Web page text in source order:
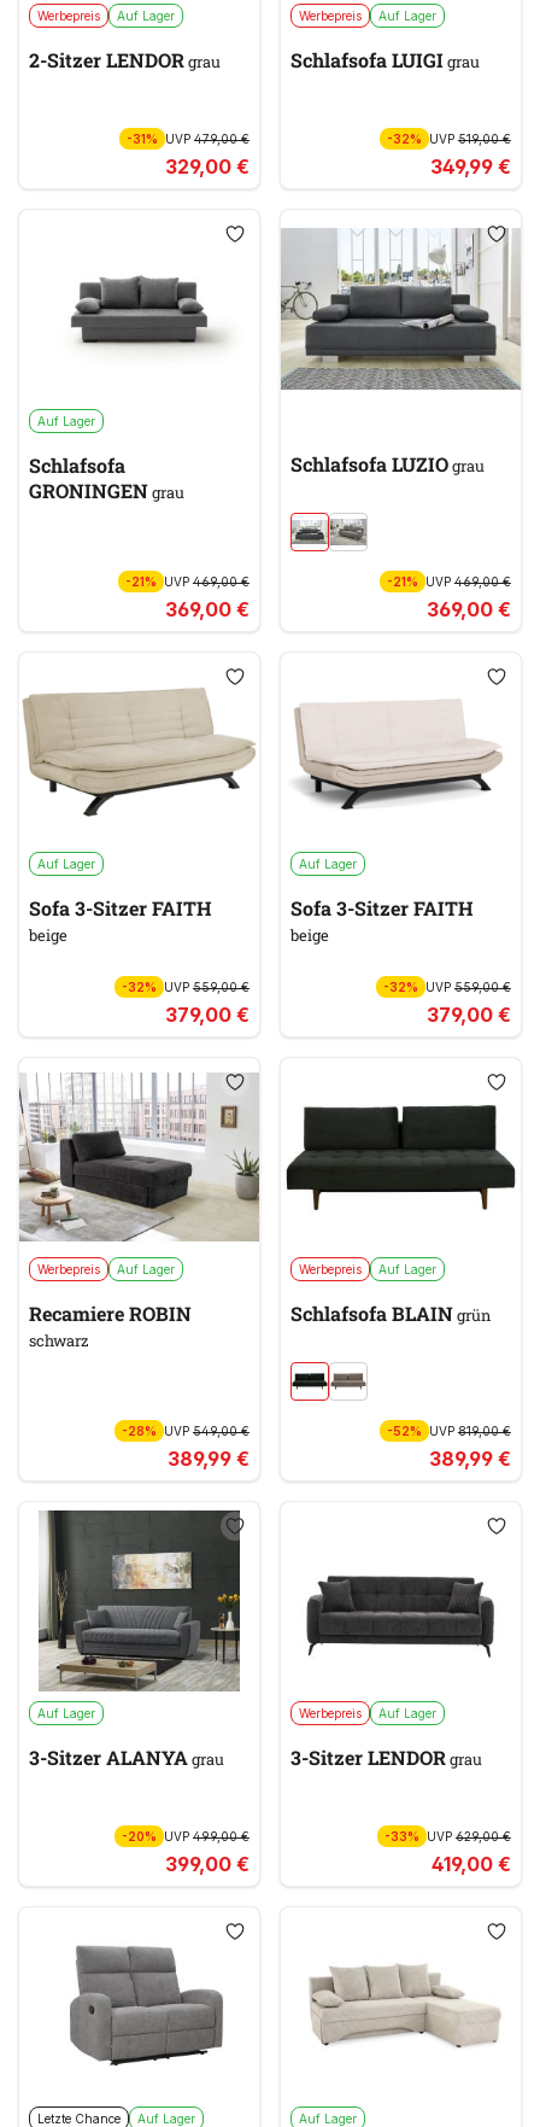
Werbepreis Auf Lager
2-Sitzer LENDORgrau
-31% UVP 479,00 €
329,00 €
Werbepreis Auf Lager
Schlafsofa LUIGIgrau
-32% UVP519,00 €
349,99 €
Auf Lager
Schlafsofa
GRONINGENgrau
-21% UVP 469,00 €
369,00 €
Schlafsofa LUZIOgrau
-21% UVP469,00 €
369,00 €
Auf Lager
Sofa 3-Sitzer FAITH
beige
-32% UVP 559,00 €
379,00 €
Auf Lager
Sofa 3-Sitzer FAITH
beige
-32% UVP559,00 €
379,00 €
Werbepreis Auf Lager
Recamiere ROBIN
schwarz
-28% UVP 549,00 €
389,99 €
Werbepreis Auf Lager
Schlafsofa BLAINgrün
-52% UVP819,00 €
389,99 €
Auf Lager
3-Sitzer ALANYAgrau
-20% UVP 499,00 €
399,00 €
Werbepreis Auf Lager
3-Sitzer LENDORgrau
-33% UVP629,00 €
419,00 €
Letzte Chance Auf Lager Auf Lager